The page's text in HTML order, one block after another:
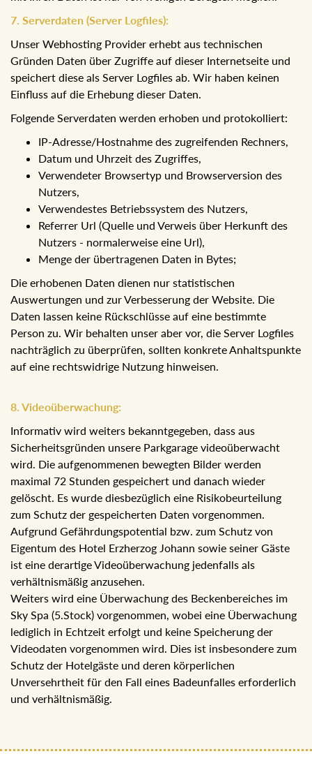
7. Serverdaten (Server Logfiles):
Unser Webhosting Provider erhebt aus technischen
Gründen Daten über Zugriffe auf dieser Internetseite und
speichert diese als Server Logfiles ab. Wir haben keinen
Einfluss auf die Erhebung dieser Daten.
Folgende Serverdaten werden erhoben und protokolliert:
IP-Adresse/Hostnahme des zugreifenden Rechners,
Datum und Uhrzeit des Zugriffes,
Verwendeter Browsertyp und Browserversion des
Nutzers,
Verwendestes Betriebssystem des Nutzers,
Referrer Url (Quelle und Verweis über Herkunft des
Nutzers - normalerweise eine Url),
Menge der übertragenen Daten in Bytes;
Die erhobenen Daten dienen nur statistischen
Auswertungen und zur Verbesserung der Website. Die
Daten lassen keine Rückschlüsse auf eine bestimmte
Person zu. Wir behalten unser aber vor, die Server Logfiles
nachträglich zu überprüfen, sollten konkrete Anhaltspunkte
auf eine rechtswidrige Nutzung hinweisen.
8. Videoüberwachung:
Informativ wird weiters bekanntgegeben, dass aus
Sicherheitsgründen unsere Parkgarage videoüberwacht
wird. Die aufgenommenen bewegten Bilder werden
maximal 72 Stunden gespeichert und danach wieder
gelöscht. Es wurde diesbezüglich eine Risikobeurteilung
zum Schutz der gespeicherten Daten vorgenommen.
Aufgrund Gefährdungspotential bzw. zum Schutz von
Eigentum des Hotel Erzherzog Johann sowie seiner Gäste
ist eine derartige Videoüberwachung jedenfalls als
verhältnismäßig anzusehen.
Weiters wird eine Überwachung des Beckenbereiches im
Sky Spa (5.Stock) vorgenommen, wobei eine Überwachung
lediglich in Echtzeit erfolgt und keine Speicherung der
Videodaten vorgenommen wird. Dies ist insbesondere zum
Schutz der Hotelgäste und deren körperlichen
Unversehrtheit für den Fall eines Badeunfalles erforderlich
und verhältnismäßig.